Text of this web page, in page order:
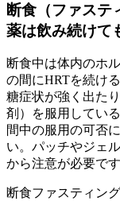
断食（ファステ
薬は飲み続けて
断食中は体内のホ
の間にHRTを続け
糖症状が強く出た
剤）を服用してい
間中の服用の可否
い。パッチやジェ
から注意が必要です
断食ファスティング